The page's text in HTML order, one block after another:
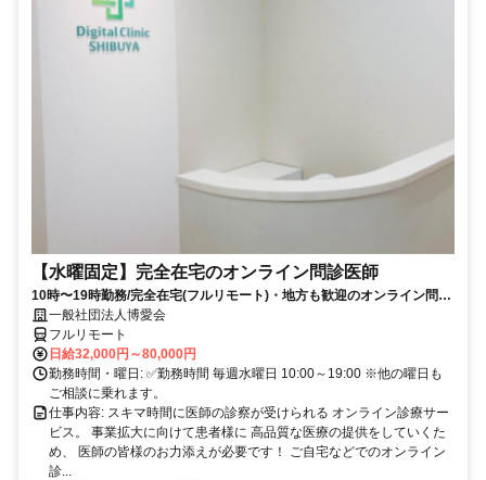
【水曜固定】完全在宅のオンライン問診医師
10時〜19時勤務/完全在宅(フルリモート)・地方も歓迎のオンライン問診
業務一般社団法人博愛会
フルリモート
日給32,000円～80,000円
勤務時間・曜日: ✅勤務時間 毎週水曜日 10:00～19:00 ※他の曜日も
ご相談に乗れます。
仕事内容: スキマ時間に医師の診察が受けられる オンライン診療サー
ビス。 事業拡大に向けて患者様に 高品質な医療の提供をしていくた
め、 医師の皆様のお力添えが必要です！ ご自宅などでのオンライン
診...